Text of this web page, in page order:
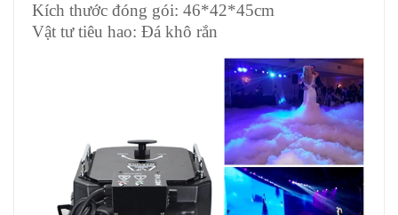
Kích thước đóng gói: 46*42*45cm
Vật tư tiêu hao: Đá khô rắn